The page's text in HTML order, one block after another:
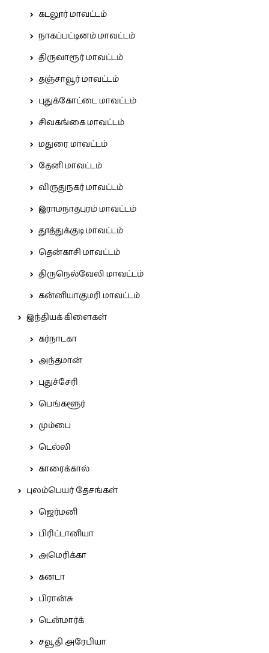
கடலூர் மாவட்டம்
நாகப்பட்டினம் மாவட்டம்
திருவாரூர் மாவட்டம்
தஞ்சாவூர் மாவட்டம்
புதுக்கோட்டை மாவட்டம்
சிவகங்கை மாவட்டம்
மதுரை மாவட்டம்
தேனி மாவட்டம்
விருதுநகர் மாவட்டம்
இராமநாதபுரம் மாவட்டம்
தூத்துக்குடி மாவட்டம்
தென்காசி மாவட்டம்
திருநெல்வேலி மாவட்டம்
கன்னியாகுமரி மாவட்டம்
இந்தியக் கிளைகள்
கர்நாடகா
அந்தமான்
புதுச்சேரி
பெங்களூர்
மும்பை
டெல்லி
காரைக்கால்
புலம்பெயர் தேசங்கள்
ஜெர்மனி
பிரிட்டானியா
அமெரிக்கா
கனடா
பிரான்சு
டென்மார்க்
சவூதி அரேபியா